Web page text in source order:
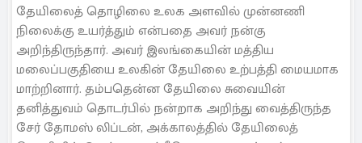
தேயிலைத் தொழிலை உலக அளவில் முன்னணி
நிலைக்கு உயர்த்தும் என்பதை அவர் நன்கு
அறிந்திருந்தார். அவர் இலங்கையின் மத்திய
மலைப்பகுதியை உலகின் தேயிலை உற்பத்தி மையமாக
மாற்றினார். தம்பதென்ன தேயிலை சுவையின்
தனித்துவம் தொடர்பில் நன்றாக அறிந்து வைத்திருந்த
சேர் தோமஸ் லிப்டன், அக்காலத்தில் தேயிலைத்